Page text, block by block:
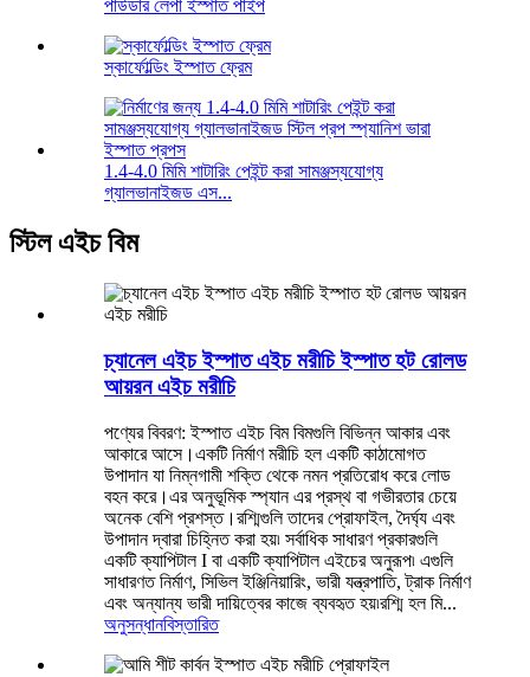
পাউডার লেপা ইস্পাত পাইপ
স্কার্ফোল্ডিং ইস্পাত ফ্রেম
1.4-4.0 মিমি শাটারিং পেইন্ট করা সামঞ্জস্যযোগ্য
গ্যালভানাইজড এস...
স্টিল এইচ বিম
চ্যানেল এইচ ইস্পাত এইচ মরীচি ইস্পাত হট রোলড
আয়রন এইচ মরীচি
পণ্যের বিবরণ: ইস্পাত এইচ বিম বিমগুলি বিভিন্ন আকার এবং
আকারে আসে।একটি নির্মাণ মরীচি হল একটি কাঠামোগত
উপাদান যা নিম্নগামী শক্তি থেকে নমন প্রতিরোধ করে লোড
বহন করে।এর অনুভূমিক স্প্যান এর প্রস্থ বা গভীরতার চেয়ে
অনেক বেশি প্রশস্ত।রশ্মিগুলি তাদের প্রোফাইল, দৈর্ঘ্য এবং
উপাদান দ্বারা চিহ্নিত করা হয়৷ সর্বাধিক সাধারণ প্রকারগুলি
একটি ক্যাপিটাল I বা একটি ক্যাপিটাল এইচের অনুরূপ৷ এগুলি
সাধারণত নির্মাণ, সিভিল ইঞ্জিনিয়ারিং, ভারী যন্ত্রপাতি, ট্রাক নির্মাণ
এবং অন্যান্য ভারী দায়িত্বের কাজে ব্যবহৃত হয়৷রশ্মি হল মি...
অনুসন্ধানবিস্তারিত